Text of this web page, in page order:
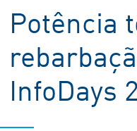
Potência
InfoDays